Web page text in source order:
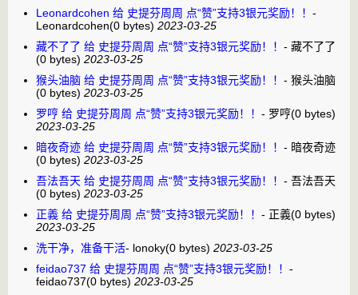
Leonardcohen 给 史提芬周周 点“赞”支持3银元奖励！！ -
Leonardcohen(0 bytes) 2023-03-25
藏不了了 给 史提芬周周 点“赞”支持3银元奖励！！ - 藏不了了
(0 bytes) 2023-03-25
猴头油脑 给 史提芬周周 点“赞”支持3银元奖励！！ - 猴头油脑
(0 bytes) 2023-03-25
罗哼 给 史提芬周周 点“赞”支持3银元奖励！！ - 罗哼(0 bytes)
2023-03-25
暗夜奇迹 给 史提芬周周 点“赞”支持3银元奖励！！ - 暗夜奇迹
(0 bytes) 2023-03-25
吾法吾天 给 史提芬周周 点“赞”支持3银元奖励！！ - 吾法吾天
(0 bytes) 2023-03-25
正義 给 史提芬周周 点“赞”支持3银元奖励！！ - 正義(0 bytes)
2023-03-25
洗干净，准备干活- lonoky(0 bytes) 2023-03-25
feidao737 给 史提芬周周 点“赞”支持3银元奖励！！ -
feidao737(0 bytes) 2023-03-25